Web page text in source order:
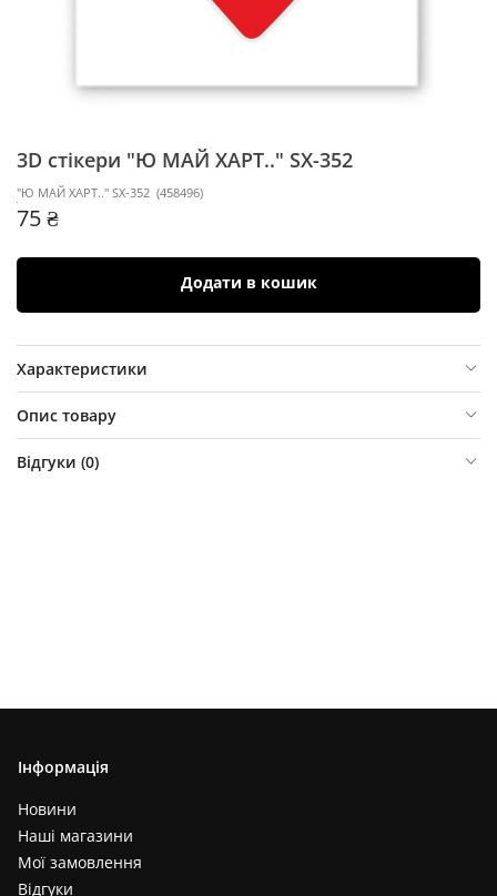
3D стікери "Ю МАЙ ХАРТ.." SX-352
"Ю МАЙ ХАРТ.." SX-352 (458496)
75 ₴
Додати в кошик
Характеристики
Опис товару
Відгуки (0)
Інформація
Новини
Наші магазини
Мої замовлення
Відгуки